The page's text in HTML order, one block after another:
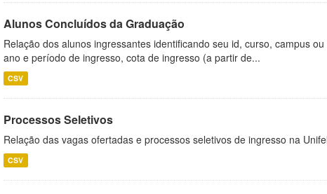
Alunos Concluídos da Graduação
Relação dos alunos ingressantes identificando seu id, curso, campus
ano e período de ingresso, cota de ingresso (a partir de...
CSV
Processos Seletivos
Relação das vagas ofertadas e processos seletivos de ingresso na
CSV